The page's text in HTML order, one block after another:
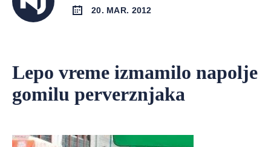
20. MAR. 2012
Lepo vreme izmamilo napolje
gomilu perverznjaka